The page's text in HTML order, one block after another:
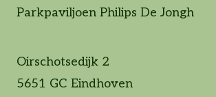
Parkpaviljoen Philips De Jongh
Oirschotsedijk 2
5651 GC Eindhoven